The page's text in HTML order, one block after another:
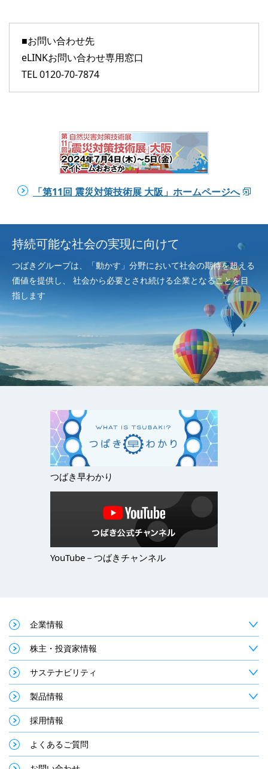
■お問い合わせ先
eLINKお問い合わせ専用窓口
TEL 0120-70-7874
「第11回 震災対策技術展 大阪」ホームページへ
持続可能な社会の実現に向けて
つばきグループは、「動かす」分野において社会の期待を超える
価値を提供し、
社会から必要とされ続ける企業となることを目
指します
つばき早わかり
YouTube－つばきチャンネル
企業情報
株主・投資家情報
サステナビリティ
製品情報
採用情報
よくあるご質問